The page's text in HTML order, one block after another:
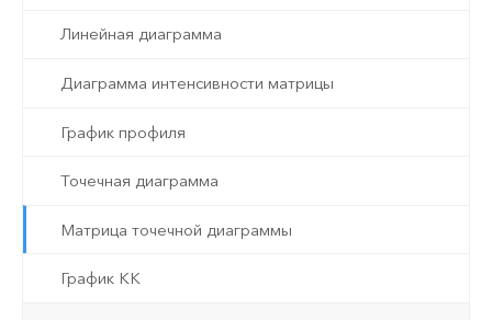
Линейная диаграмма
Диаграмма интенсивности матрицы
График профиля
Точечная диаграмма
Матрица точечной диаграммы
График КК